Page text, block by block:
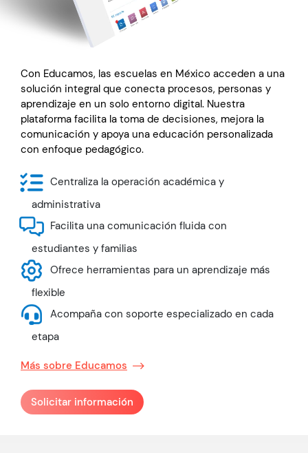
Con Educamos, las escuelas en México acceden a una
solución integral que conecta procesos, personas y
aprendizaje en un solo entorno digital. Nuestra
plataforma facilita la toma de decisiones, mejora la
comunicación y apoya una educación personalizada
con enfoque pedagógico.
Centraliza la operación académica y
administrativa
Facilita una comunicación fluida con
estudiantes y familias
Ofrece herramientas para un aprendizaje más
flexible
Acompaña con soporte especializado en cada
etapa
Más sobre Educamos
Solicitar información